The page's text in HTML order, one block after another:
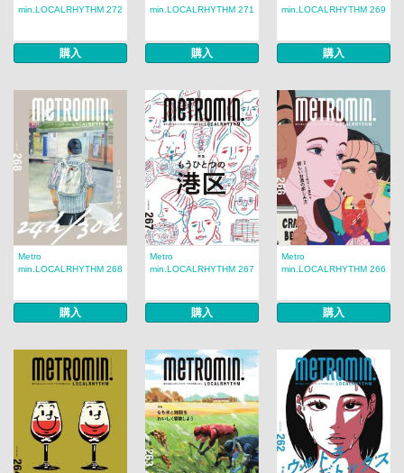
min.LOCALRHYTHM 272
購入
min.LOCALRHYTHM 271
購入
min.LOCALRHYTHM 269
購入
Metro
min.LOCALRHYTHM 268
購入
Metro
min.LOCALRHYTHM 267
購入
Metro
min.LOCALRHYTHM 266
購入